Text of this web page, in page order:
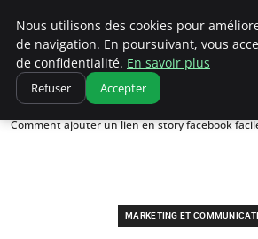
Ultimatefs
Accueil
Marketing et communication
Comment ajouter un lien en story facebook
MARKETING ET
Nous utilisons des cookies pour
de navigation. En poursuivant, vous
de confidentialité. En savoir plus
Refuser Accepter